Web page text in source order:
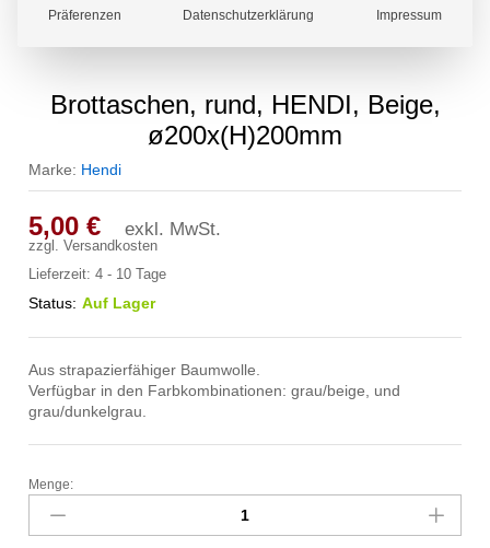
Brottaschen, rund, HENDI, Beige,
ø200x(H)200mm
Marke: Hendi
5,00€ exkl. MwSt.
zzgl.Versandkosten
Lieferzeit:4 - 10 Tage
Status: Auf Lager
Aus strapazierfähiger Baumwolle.
Verfügbar in den Farbkombinationen: grau/beige, und
grau/dunkelgrau.
Brottaschen,
rund,
HENDI,
Menge:
Präferenzen Datenschutzerklärung Impressum